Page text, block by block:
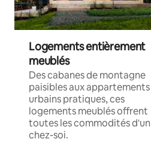
Logements entièrement
meublés
Des cabanes de montagne
paisibles aux appartements
urbains pratiques, ces
logements meublés offrent
toutes les commodités d'un
chez-soi.